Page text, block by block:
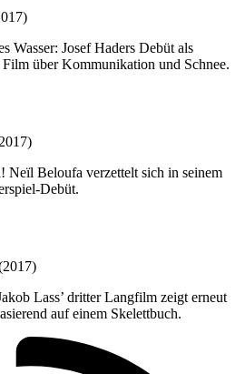
Wasser: Josef Haders Debüt als
über Kommunikation und Schnee.
Neïl Beloufa verzettelt sich in seinem
Debüt.
Lass’ dritter Langfilm zeigt erneut
auf einem Skelettbuch.